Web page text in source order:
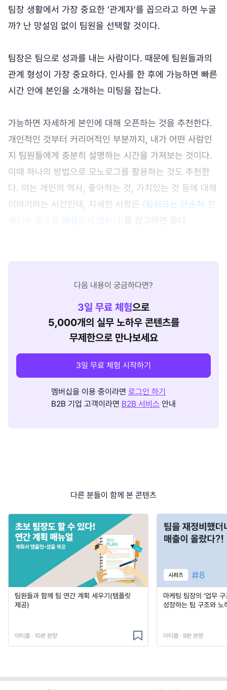
팀장 생활에서 가장 중요한 '관계자'를 꼽으라고 하면 누굴
까? 난 망설임 없이 팀원을 선택할 것이다.
팀장은 팀으로 성과를 내는 사람이다. 때문에 팀원들과의
관계 형성이 가장 중요하다. 인사를 한 후에 가능하면 빠른
시간 안에 본인을 소개하는 미팅을 잡는다.
가능하면 자세하게 본인에 대해 오픈하는 것을 추천한다.
개인적인 것부터 커리어적인 부분까지, 내가 어떤 사람인
지 팀원들에게 충분히 설명하는 시간을 가져보는 것이다.
이때 하나의 방법으로 모노로그를 활용하는 것도 추천한
다. 이는 개인의 역사, 좋아하는 것, 가치있는 것 등에 대해
이야기하는 시간인데, 자세한 사항은 〈팀워크는 단순히 친
해지는 것으로 해결되지 않는다〉를 참고하면 좋다.
다음 내용이 궁금하다면?
3일 무료 체험으로
5,000개의 실무 노하우 콘텐츠를
무제한으로 만나보세요
3일 무료 체험 시작하기
멤버십을 이용 중이라면 로그인 하기
B2B 기업 고객이라면 B2B 서비스 안내
다른 분들이 함께 본 콘텐츠
팀원들과 함께 팀 연간 계획 세우기(템플릿
제공)
아티클 · 10분 분량
마케팅 팀장의 '업무
성장하는 팀 구조와 노
아티클 · 9분 분량